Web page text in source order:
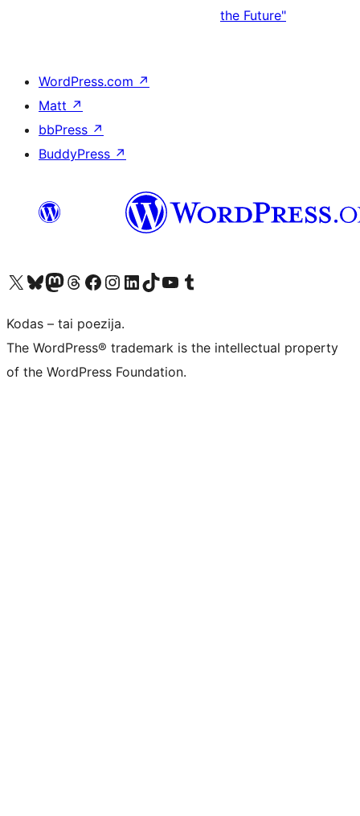
the Future"
WordPress.com ↗
Matt ↗
bbPress ↗
BuddyPress ↗
Visit our X (formerly Twitter) account
Apsilankykite mūsų Bluesky paskyroje
Visit our Mastodon account
Apsilankykite mūsų Threads paskyroje
Visit our Facebook page
Visit our Instagram account
Visit our LinkedIn account
Apsilankykite mūsų TikTok paskyroje
Visit our YouTube channel
Apsilankykite mūsų Tumblr paskyroje
Kodas – tai poezija.
The WordPress® trademark is the intellectual property
of the WordPress Foundation.